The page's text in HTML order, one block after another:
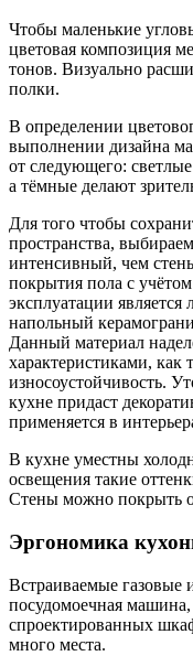
Чтобы маленькие
цветовая композиция
тонов. Визуально
полки.
В определении
выполнении дизайна
от следующего:
а тёмные делают
Для того чтобы
пространства,
интенсивный, чем
покрытия пола с
эксплуатации
напольный
Данный материал
характеристиками, как
износоустойчивость.
кухне придаст
применяется в
В кухне уместны
освещения такие
Стены можно покрыть
Эргономика
Встраиваемые газовые
посудомоечная машина,
спроектированных
много места.